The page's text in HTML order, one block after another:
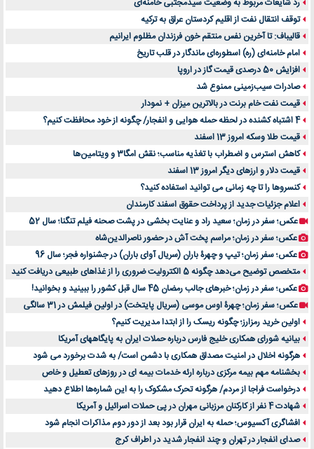
رد شایعات مربوط به وضعیت سیدمجتبی خامنه‌ای
توقف انتقال نفت از اقلیم کردستان عراق به ترکیه
قالیباف: تا آخرین نفس منتقم خون فرزندان مظلوم ایرانیم
امام خامنه‌ای (ره) اسطوره‌ای ماندگار در قلب تاریخ
افزایش 50 درصدی قیمت گاز در اروپا
صادرات سیب‌زمینی ممنوع شد
قیمت نفت خام برنت در بالاترین میزان + نمودار
4 اشتباه کشنده در لحظه حمله هوایی و انفجار/ چگونه از خود محافظت کنیم؟
قیمت طلا وسکه امروز 13 اسفند
کاهش استرس و اضطراب با تغذیه مناسب؛ نقش امگا3 و ویتامین‌ها
قیمت دلار و ارزهای دیگر امروز 13 اسفند
کنسروها را تا چه زمانی می توانید استفاده کنید؟
اعلام جزئیات جدید از پرداخت حقوق اسفند کارمندان
عکس؛ سفر در زمان؛ سعید راد و عنایت بخشی در پشت صحنه فیلم تنگنا؛ سال 52
عکس؛ سفر در زمان؛ مراسم پخت آش در حضور ناصرالدین‌شاه
عکس؛ سفر زمان؛ تیپ و چهرۀ باران (سریال آوای باران) در جشنواره فجر؛ سال 96
متخصص توضیح می‌دهد چگونه 5 الکترولیت ضروری را از غذاهای طبیعی دریافت کنید
عکس؛ سفر در زمان؛ خبرهای جالب رمضان 45 سال قبل کشور را ببینید و بخوانید!
عکس؛ سفر زمان؛ چهرۀ اوس موسی (سریال پایتخت) در اولین فیلمش در 31 سالگی
اولین خرید رمزارز؛ چگونه ریسک را از ابتدا مدیریت کنیم؟
بیانیه شورای همکاری خلیج فارس درباره حملات ایران به پایگاههای آمریکا
هرگونه اخلال در امنیت مصداق همکاری با دشمن است/ به شدت برخورد می شود
بخشنامه مهم بیمه مرکزی درباره ارئه خدمات بیمه ای در روزهای تعطیل و خاص
درخواست فراجا از مردم/ هرگونه تحرک مشکوک را به این شماره‌ها اطلاع دهید
شهادت 4 نفر از کارکنان مرزبانی مهران در پی حملات اسرائیل و آمریکا
افشاگری آکسیوس؛ حمله به ایران قرار بود بعد از دور دوم مذاکرات انجام شود
صدای انفجار در تهران و چند انفجار شدید در اطراف کرج